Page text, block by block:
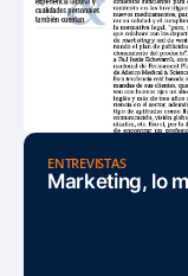
ENTREVISTAS
Marketing, lo